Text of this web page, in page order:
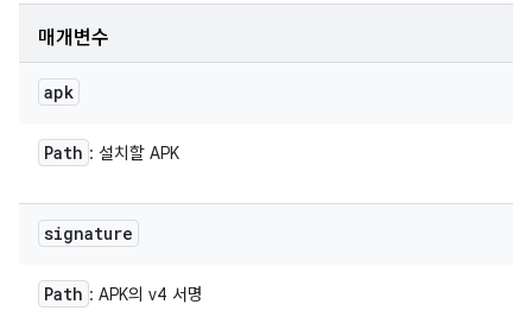
매개변수
apk
Path : 설치할 APK
signature
Path : APK의 v4 서명